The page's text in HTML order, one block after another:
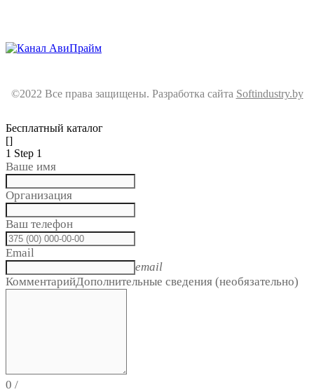
©2022 Все права защищены. Разработка сайта Softindustry.by
Бесплатный каталог
[]
1 Step 1
Ваше имя
Организация
Ваш телефон
Email
email
КомментарийДополнительные сведения (необязательно)
0 /